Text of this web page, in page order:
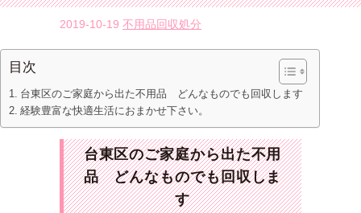
2019-10-19 不用品回収処分
目次
台東区のご家庭から出た不用品 どんなものでも回収します
経験豊富な快適生活におまかせ下さい。
台東区のご家庭から出た不用
品 どんなものでも回収しま
す